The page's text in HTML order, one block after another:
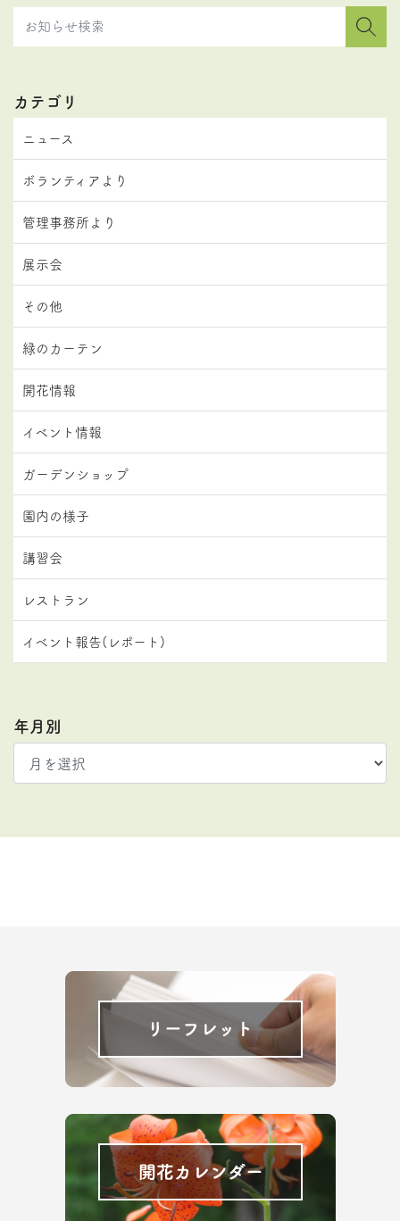
カテゴリ
ニュース
ボランティアより
管理事務所より
展示会
その他
緑のカーテン
開花情報
イベント情報
ガーデンショップ
園内の様子
講習会
レストラン
イベント報告(レポート)
年月別